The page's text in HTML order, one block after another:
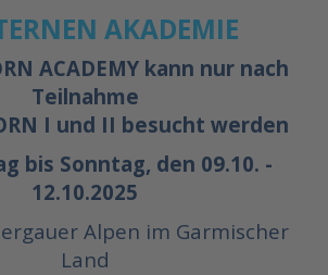
AKADEMIE
ACADEMY kann nur nach
Teilnahme
I und II besucht werden
bis Sonntag, den 09.10. -
12.10.2025
Alpen im Garmischer
Land